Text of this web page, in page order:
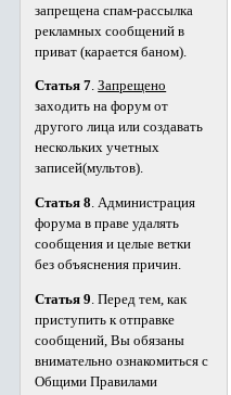
запрещена спам-рассылка
рекламных сообщений в
приват (карается баном).
Статья 7.Запрещено
заходить на форум от
другого лица или создавать
нескольких учетных
записей(мультов).
Статья 8. Администрация
форума в праве удалять
сообщения и целые ветки
без объяснения причин.
Статья 9. Перед тем, как
приступить к отправке
сообщений, Вы обязаны
внимательно ознакомиться с
Общими Правилами